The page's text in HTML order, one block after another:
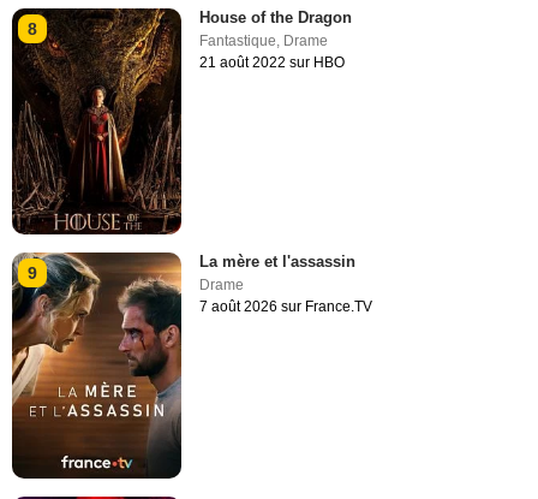
8
House of the Dragon
Fantastique, Drame
21 août 2022 sur HBO
9
La mère et l'assassin
Drame
7 août 2026 sur France.TV